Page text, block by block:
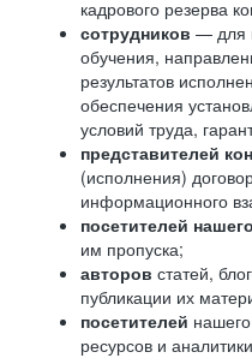
кадрового резерва
сотрудников — для
обучения,
результатов
обеспечения
условий труда,
представителей
(исполнения)
информационного
посетителей
им пропуска;
авторов статей,
публикации их
посетителей
ресурсов и